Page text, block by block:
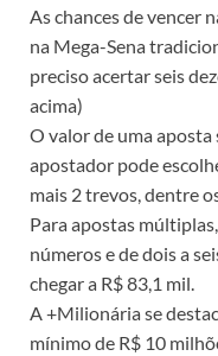
As chances de vencer
na Mega-Sena
preciso acertar seis
acima)
O valor de uma aposta
apostador pode
mais 2 trevos, dentre
Para apostas
números e de dois a
chegar a R$ 83,1 mil.
A +Milionária se
mínimo de R$ 10